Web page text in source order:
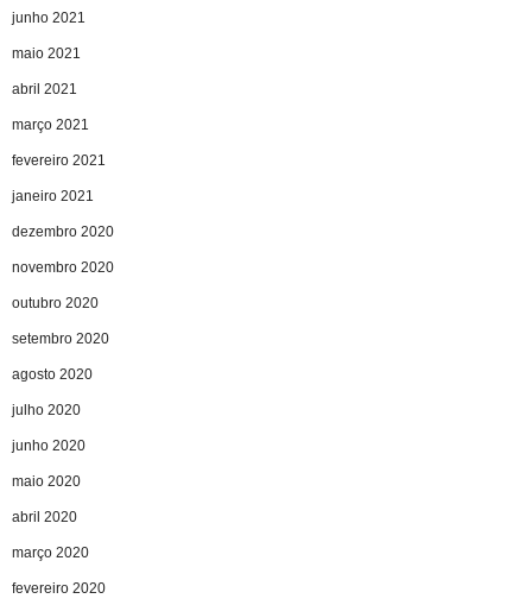
junho 2021
maio 2021
abril 2021
março 2021
fevereiro 2021
janeiro 2021
dezembro 2020
novembro 2020
outubro 2020
setembro 2020
agosto 2020
julho 2020
junho 2020
maio 2020
abril 2020
março 2020
fevereiro 2020